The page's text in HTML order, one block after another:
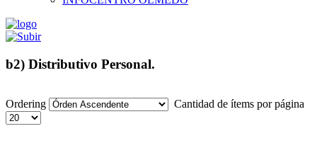
b2) Distributivo Personal.
Ordering Cantidad de ítems por página